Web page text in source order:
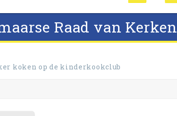
Raad van Kerken
koken op de kinderkookclub